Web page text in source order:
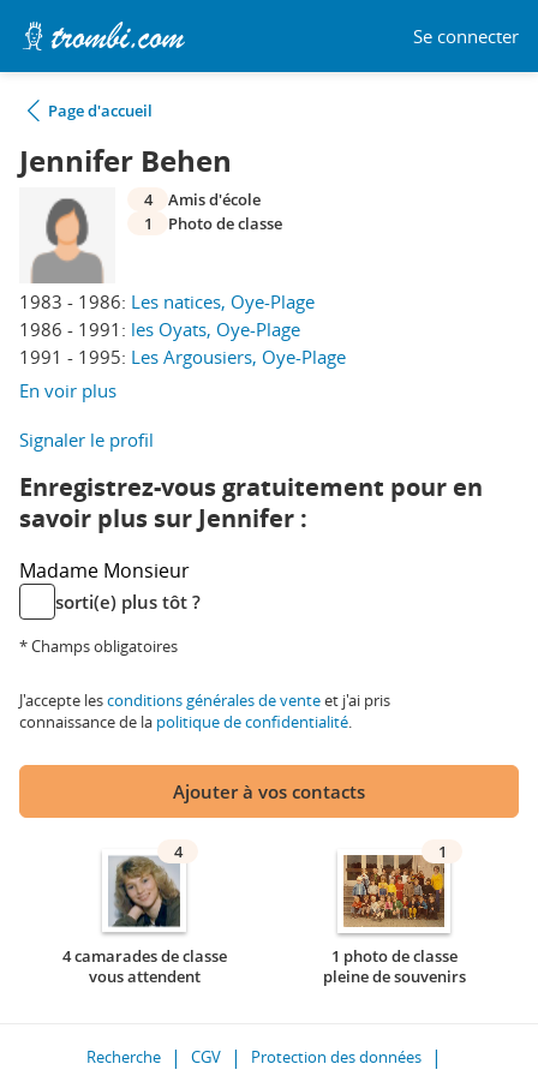
Se connecter
Page d'accueil
Jennifer Behen
1983 - 1986: Les natices, Oye-Plage
1986 - 1991: les Oyats, Oye-Plage
1991 - 1995: Les Argousiers, Oye-Plage
En voir plus
4
Amis d'école
1
Photo de classe
Signaler le profil
Enregistrez-vous gratuitement pour en
savoir plus sur Jennifer :
Madame Monsieur
sorti(e) plus tôt ?
* Champs obligatoires
J'accepte lesconditions générales de venteet j'ai pris
connaissance de la politique de confidentialité.
Ajouter à vos contacts
4
4 camarades de classe
vous attendent
1
1 photo de classe
pleine de souvenirs
Recherche CGV
Protection des données